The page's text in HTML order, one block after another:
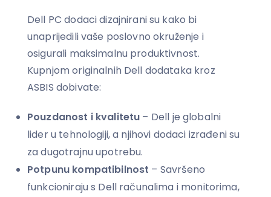
Dell PC dodaci dizajnirani su kako bi
unaprijedili vaše poslovno okruženje i
osigurali maksimalnu produktivnost.
Kupnjom originalnih Dell dodataka kroz
ASBIS dobivate:
Pouzdanost i kvalitetu – Dell je globalni
lider u tehnologiji, a njihovi dodaci izrađeni su
za dugotrajnu upotrebu.
Potpunu kompatibilnost – Savršeno
funkcioniraju s Dell računalima i monitorima,